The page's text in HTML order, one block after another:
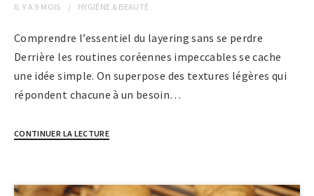
IL Y A 9 MOIS HYGIÈNE & BEAUTÉ
Comprendre l’essentiel du layering sans se perdre
Derrière les routines coréennes impeccables se cache
une idée simple. On superpose des textures légères qui
répondent chacune à un besoin…
CONTINUER LA LECTURE